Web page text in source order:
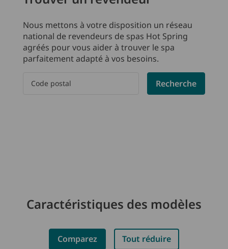
Nous mettons à votre disposition un réseau
national de revendeurs de spas Hot Spring
agréés pour vous aider à trouver le spa
parfaitement adapté à vos besoins.
Recherche
Caractéristiques des modèles
Comparez Tout réduire